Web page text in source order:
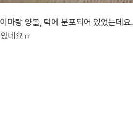
마랑 양볼, 턱에 분포되어 있었는데요.
네요ㅠ